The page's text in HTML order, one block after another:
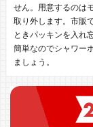
せん。用意するのは
取り外します。市販
ときパッキンを入れ
簡単なのでシャワー
ましょう。